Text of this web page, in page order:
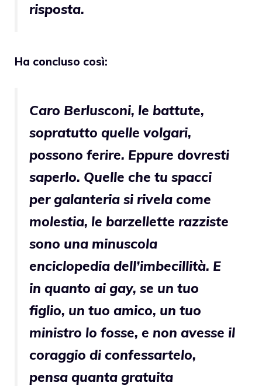
risposta.
Ha concluso così:
Caro Berlusconi, le battute,
sopratutto quelle volgari,
possono ferire. Eppure dovresti
saperlo. Quelle che tu spacci
per galanteria si rivela come
molestia, le barzellette razziste
sono una minuscola
enciclopedia dell’imbecillità. E
in quanto ai gay, se un tuo
figlio, un tuo amico, un tuo
ministro lo fosse, e non avesse il
coraggio di confessartelo,
pensa quanta gratuita